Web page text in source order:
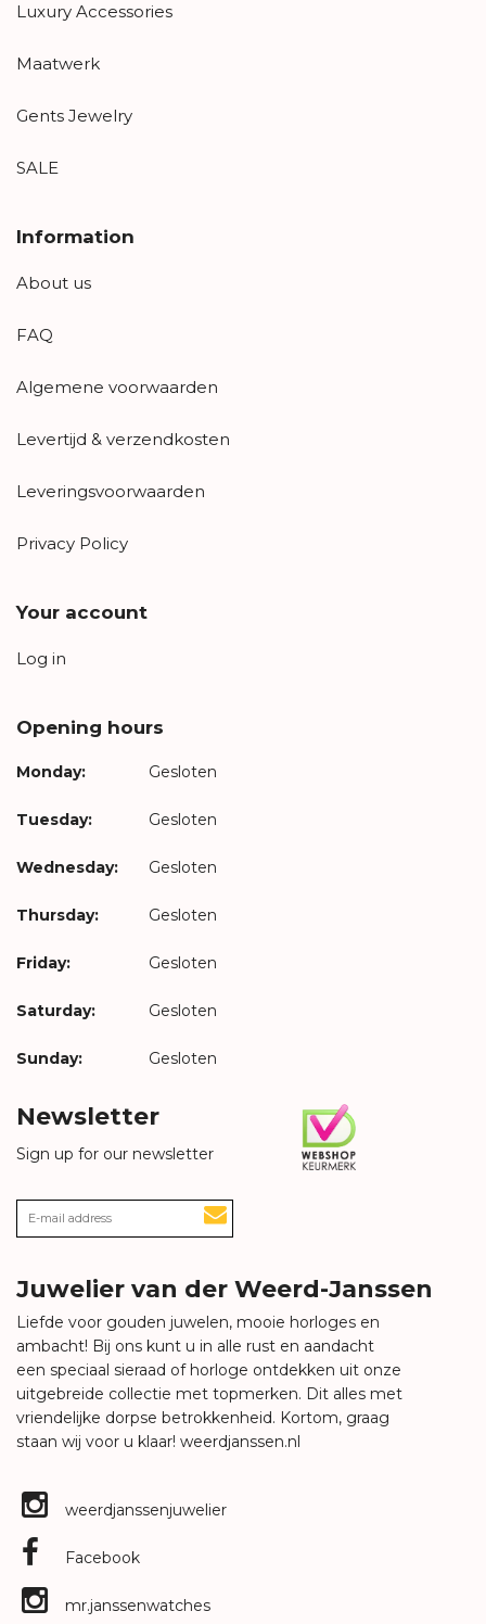
Luxury Accessories
Maatwerk
Gents Jewelry
SALE
Information
About us
FAQ
Algemene voorwaarden
Levertijd & verzendkosten
Leveringsvoorwaarden
Privacy Policy
Your account
Log in
Opening hours
Monday: Gesloten
Tuesday: Gesloten
Wednesday: Gesloten
Thursday: Gesloten
Friday: Gesloten
Saturday: Gesloten
Sunday: Gesloten
Newsletter
Sign up for our newsletter
Juwelier van der Weerd-Janssen
Liefde voor gouden juwelen, mooie horloges en
ambacht! Bij ons kunt u in alle rust en aandacht
een speciaal sieraad of horloge ontdekken uit onze
uitgebreide collectie met topmerken. Dit alles met
vriendelijke dorpse betrokkenheid. Kortom, graag
staan wij voor u klaar! weerdjanssen.nl
weerdjanssenjuwelier
Facebook
mr.janssenwatches